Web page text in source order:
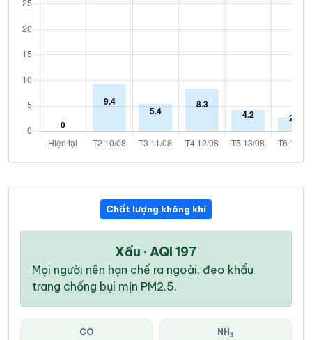
Chất lượng không khí
Xấu · AQI 197
Mọi người nên hạn chế ra ngoài, đeo khẩu
trang chống bụi mịn PM2.5.
CO NH 3